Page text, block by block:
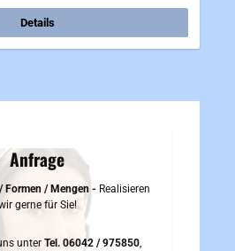
Details
Anfrage
Formen / Mengen - Realisieren
gerne für Sie!
unter Tel. 06042 / 975850,